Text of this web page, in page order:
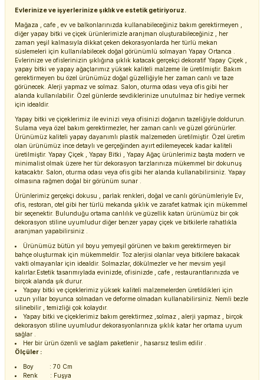
Evlerinize ve işyerlerinize şıklık ve estetik getiriyoruz.
Mağaza , cafe , ev ve balkonlarınızda kullanabileceğiniz bakım gerektirmeyen ,
diğer yapay bitki ve çiçek ürünlerimizle aranjman oluşturabileceğiniz , her
zaman yeşil kalmasıyla dikkat çeken dekorasyonlarda her türlü mekan
süslemeleri için kullanılabilecek doğal görünümlü solmayan Yapay Ortanca .
Evlerinize ve ofislerinizin şıklığına şıklık katacak gerçekçi dekoratif Yapay Çiçek ,
yapay bitki ve yapay ağaçlarımız yüksek kaliteli malzeme ile üretilmiştir. Bakım
gerektirmeyen bu özel ürünümüz doğal güzelliğiyle her zaman canlı ve taze
görünecek. Alerji yapmaz ve solmaz. Salon, oturma odası veya ofis gibi her
alanda kullanılabilir. Özel günlerde sevdiklerinize unutulmaz bir hediye vermek
için idealdir.
Yapay bitki ve çiçeklerimiz ile evinizi veya ofisinizi doğanın tazeliğiyle doldurun.
Sulama veya özel bakım gerektirmezler, her zaman canlı ve güzel görünürler.
Ürünümüz kaliteli yapay dayanımlı plastik malzemeden üretilmiştir. Özel üretim
olan ürünümüz ince detaylı ve gerçeğinden ayırt edilemeyecek kadar kaliteli
üretilmiştir. Yapay Çiçek , Yapay Bitki , Yapay Ağaç ürünlerimiz başta modern ve
minimalist olmak üzere her tür dekorasyon tarzlarınıza mükemmel bir dokunuş
katacaktır. Salon, oturma odası veya ofis gibi her alanda kullanabilirsiniz. Yapay
olmasına rağmen doğal bir görünüm sunar .
Ürünlerimiz gerçekçi dokusu , parlak renkleri, doğal ve canlı görünümleriyle Ev,
ofis, restoran, otel gibi her türlü mekanda şıklık ve zarafet katmak için mükemmel
bir seçenektir. Bulunduğu ortama canlılık ve güzellik katan ürünümüz bir çok
dekorasyon stiline uyumludur diğer benzer yapay çiçek ve bitkilerle rahatlıkla
aranjman yapabilirsiniz .
Ürünümüz bütün yıl boyu yemyeşil görünen ve bakım gerektirmeyen bir
bahçe oluşturmak için mükemmeldir. Toz alerjisi olanlar veya bitkilere bakacak
vakti olmayanlar için idealdir. Solmazlar, dökülmezler ve her mevsim yeşil
kalırlar.Estetik tasarımıylada evinizde, ofisinizde , cafe , restaurantlarınızda ve
birçok alanda şık durur.
Yapay bitki ve çiçeklerimiz yüksek kaliteli malzemelerden üretildikleri için
uzun yıllar boyunca solmadan ve deforme olmadan kullanabilirsiniz. Nemli bezle
silinebilir , temizliği çok kolaydır.
Yapay bitki ve çiçeklerimiz bakım gerektirmez ,solmaz , alerji yapmaz , birçok
dekorasyon stiline uyumludur dekorasyonlarınıza şıklık katar her ortama uyum
sağlar .
Her bir ürün özenli ve sağlam paketlenir , hasarsız teslim edilir .
Ölçüler :
Boy : 70 Cm
Renk : Fuşya